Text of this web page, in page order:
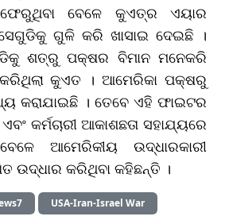
ବେଳେ କୁଏତ୍‌ର ଏୟାର
ଗୁଳି କରି ଖାସାଇ ଦେଇଛି ।
ଶତ୍ରୁ ପକ୍ଷର ବିମାନ ମନେକରି
କୁଏତ । ଆମେରିକା ପକ୍ଷରୁ
କରାଯାଇଛି । ତେବେ ଏହି ଫାଇଟର
କର୍ମଚାରୀ ଆକାଶଛତା ସହାଯ୍ୟରେ
ଆମେରିକୀୟ ଉଦ୍ଧାରକାରୀ
ଉଦ୍ଧାର କରିଥିବା କହିଛନ୍ତି ।
USA-Iran-Israel War